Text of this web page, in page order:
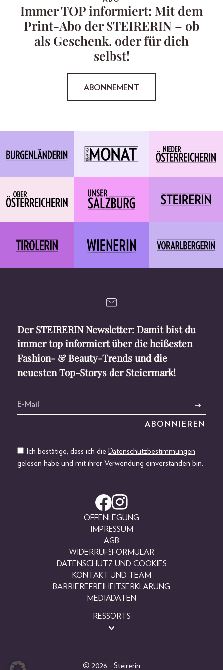
Immer TOP informiert: Mit dem
Print-Abo der STEIRERIN – ob
als Geschenk, oder für dich
selbst!
ABONNEMENT
Der STEIRERIN Newsletter: Damit bist du
immer top informiert über die heißesten
Fashion- & Beauty-Trends und die
neuesten Top-Storys der Steiermark!
Ich bestätige, dass ich die Datenschutzbestimmungen
gelesen habe und mit ihrer Verwendung einverstanden bin.
OFFENLEGUNG
IMPRESSUM
AGB
WIDERRUFSFORMULAR
DATENSCHUTZ UND COOKIES
KONTAKT UND TEAM
BARRIEREFREIHEITSERKLÄRUNG
MEDIADATEN
RESSORTS
© 2026 - Steirerin